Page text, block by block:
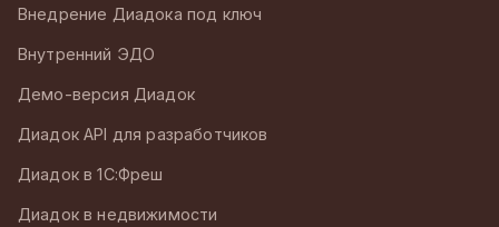
Внедрение Диадока под ключ
Внутренний ЭДО
Демо-версия Диадок
Диадок API для разработчиков
Диадок в 1С:Фреш
Диадок в недвижимости